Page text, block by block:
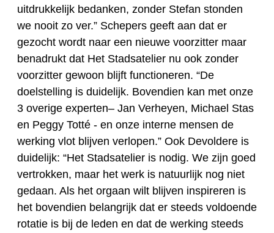
uitdrukkelijk bedanken, zonder Stefan stonden
we nooit zo ver.” Schepers geeft aan dat er
gezocht wordt naar een nieuwe voorzitter maar
benadrukt dat Het Stadsatelier nu ook zonder
voorzitter gewoon blijft functioneren. “De
doelstelling is duidelijk. Bovendien kan met onze
3 overige experten– Jan Verheyen, Michael Stas
en Peggy Totté - en onze interne mensen de
werking vlot blijven verlopen.” Ook Devoldere is
duidelijk: “Het Stadsatelier is nodig. We zijn goed
vertrokken, maar het werk is natuurlijk nog niet
gedaan. Als het orgaan wilt blijven inspireren is
het bovendien belangrijk dat er steeds voldoende
rotatie is bij de leden en dat de werking steeds